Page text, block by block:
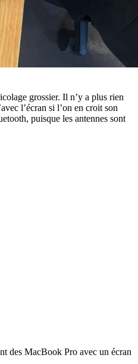
grossier. Il n’y a plus rien
l’écran si l’on en croit son
puisque les antennes sont
des MacBook Pro avec un écran